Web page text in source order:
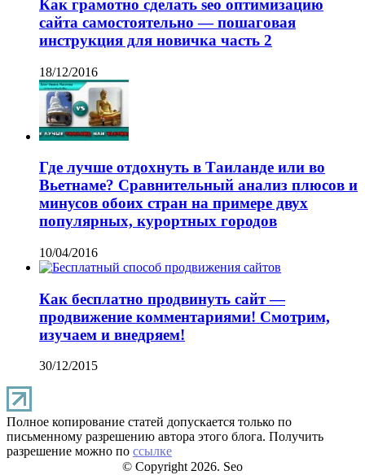
Как грамотно сделать seo оптимизацию
сайта самостоятельно — пошаговая
инструкция для новичка часть 2
18/12/2016
Где лучше отдохнуть в Таиланде или во
Вьетнаме? Сравнительный анализ плюсов и
минусов обоих стран на примере двух
популярных, курортных городов
10/04/2016
Как бесплатно продвинуть сайт —
продвижение комментариями! Смотрим,
изучаем и внедряем!
30/12/2015
Полное копирование статей допускается только по
письменному разрешению автора этого блога. Получить
разрешение можно по ссылке
© Copyright 2026. Seo